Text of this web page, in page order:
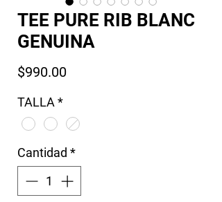
TEE PURE RIB BLANC
GENUINA
$990.00Precio
TALLA *
Cantidad *